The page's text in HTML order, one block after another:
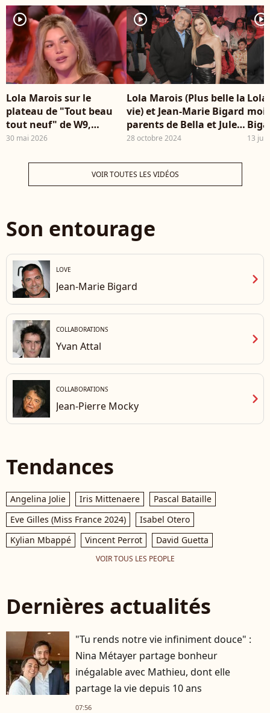
la cérémonie
d'ouverture du
Festival Séries Mania,
le 15 mars 2024 à Lille,
en France. © Frédéric
Andrieu / Bestimage
player2
Lola Marois sur le
plateau de "Tout beau
tout neuf" de W9,
vendredi 29 mai 2026.
30 mai 2026
player2
Lola Marois (Plus belle la
vie) et Jean-Marie Bigard
parents de Bella et Jules :
les jumeaux ont bien
28 octobre 2024
player2
Lola
trait
13
VOIR TOUTES LES VIDÉOS
Son entourage
LOVE
Jean-Marie Bigard chevron_right
COLLABORATIONS
Yvan Attal chevron_right
COLLABORATIONS
Jean-Pierre Mocky chevron_right
Tendances
Angelina Jolie Iris Mittenaere
Pascal Bataille
Eve Gilles (Miss France 2024)
Isabel Otero
Kylian Mbappé
Vincent Perrot David Guetta
VOIR TOUS LES PEOPLE
Dernières actualités
"Tu rends notre vie infiniment douce" :
Nina Métayer partage bonheur
inégalable avec Mathieu, dont elle
partage la vie depuis 10 ans
07:56